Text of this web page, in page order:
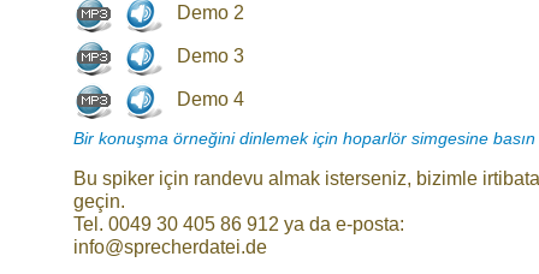
Demo 2
Demo 3
Demo 4
Bir konuşma örneğini dinlemek için hoparlör simgesine basın
Bu spiker için randevu almak isterseniz, bizimle irtibata
geçin.
Tel. 0049 30 405 86 912 ya da e-posta:
info@sprecherdatei.de